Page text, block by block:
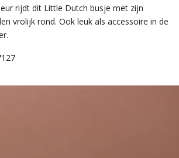
rijdt dit Little Dutch busje met zijn
vrolijk rond. Ook leuk als accessoire in de